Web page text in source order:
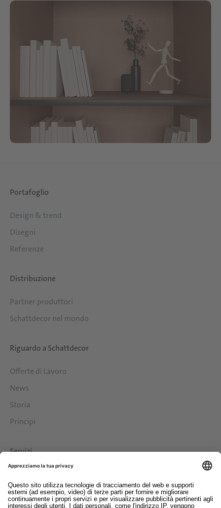
Portafoglio
Design & trend
Disegni
Referenze
Distribuzione
Partner produttori
Schattdecor nel mondo
Riguardo a Schattdecor
Offerte di Lavoro
News
Storia
Principi
Servizi
Contatto